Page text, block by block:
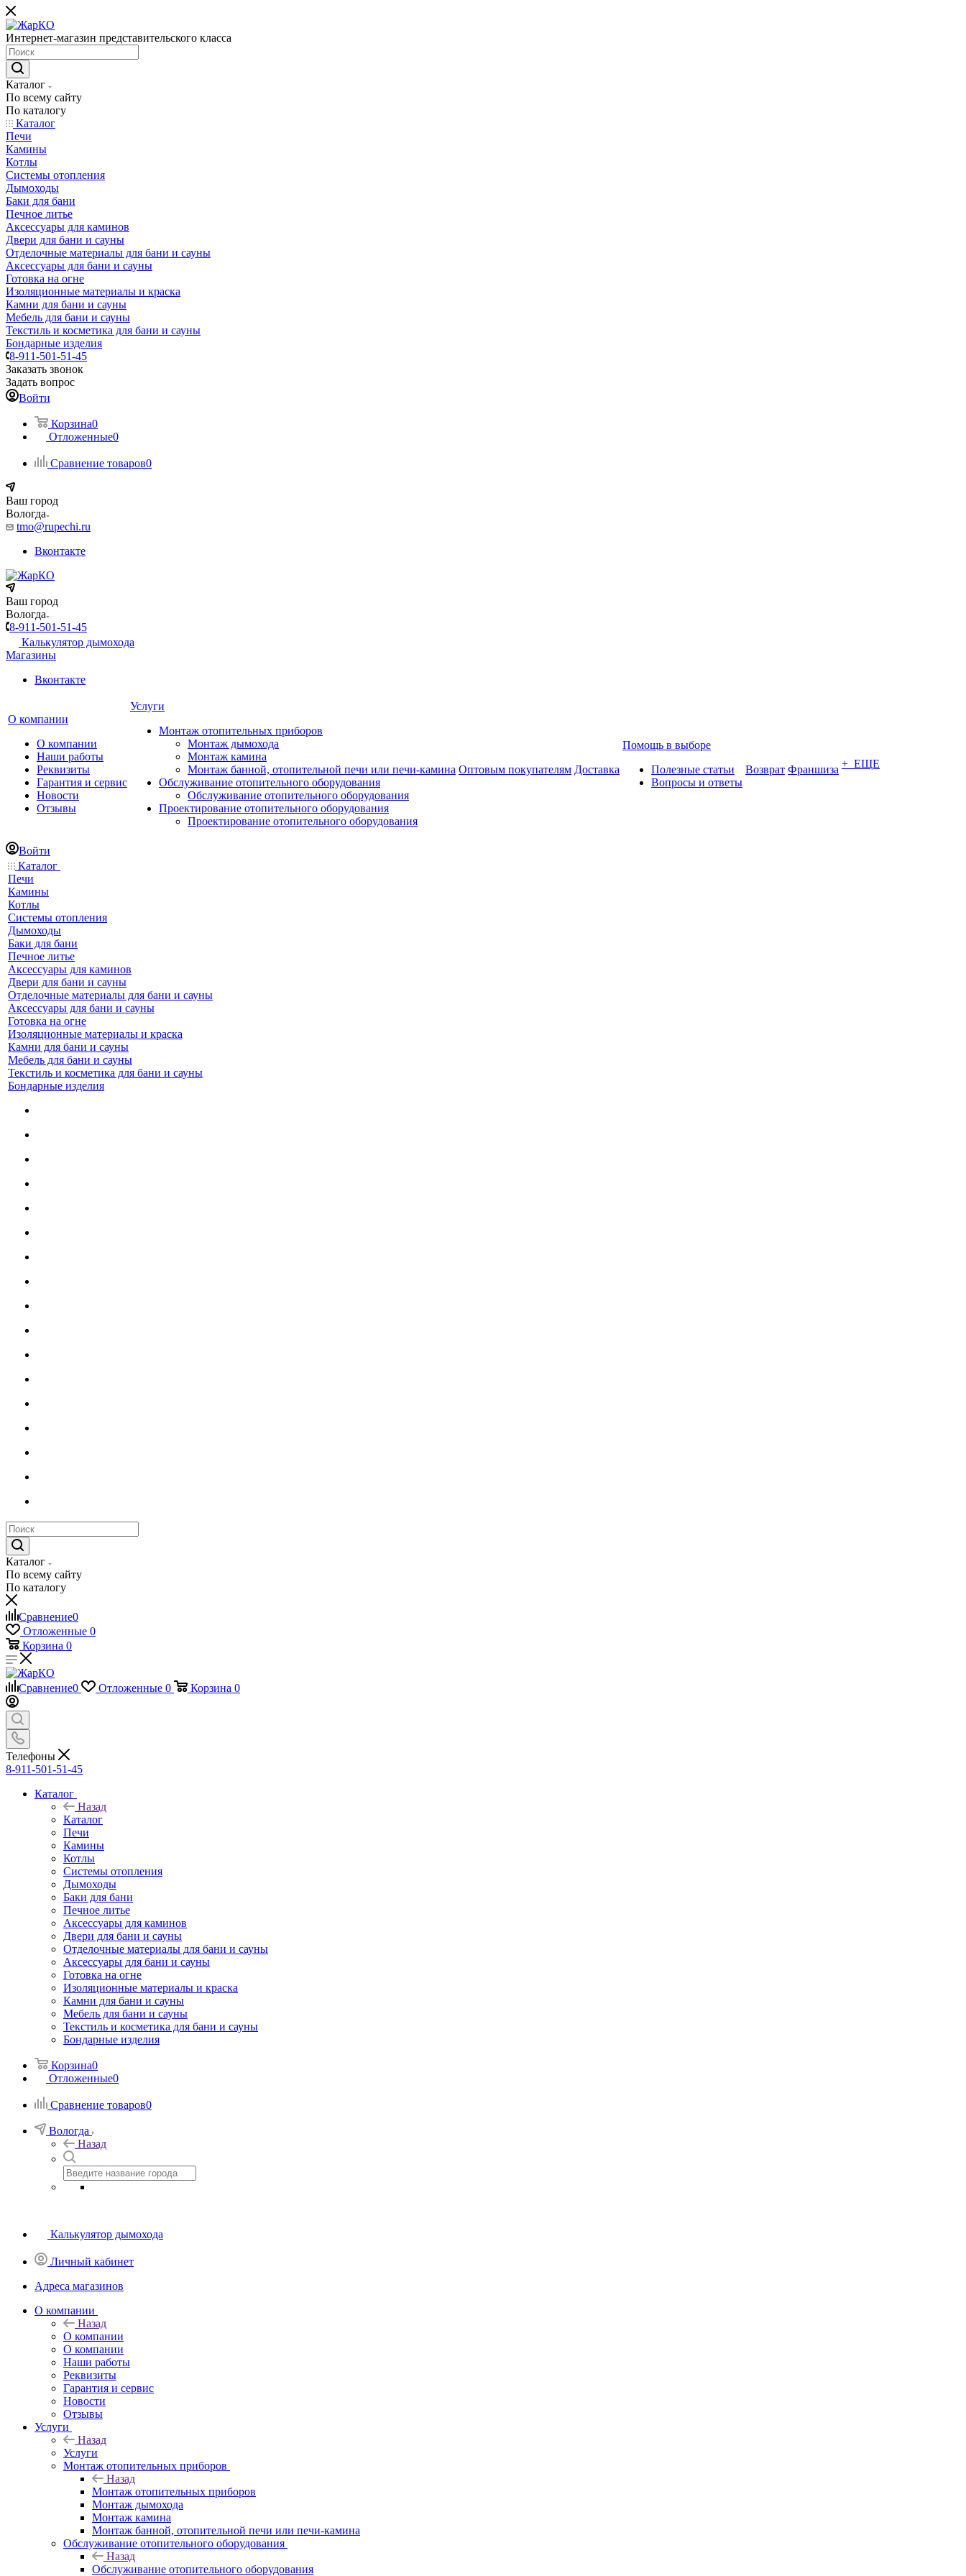
Интернет-магазин представительского класса
Каталог
По всему сайту
По каталогу
Каталог
Печи
Камины
Котлы
Системы отопления
Дымоходы
Баки для бани
Печное литье
Аксессуары для каминов
Двери для бани и сауны
Отделочные материалы для бани и сауны
Аксессуары для бани и сауны
Готовка на огне
Изоляционные материалы и краска
Камни для бани и сауны
Мебель для бани и сауны
Текстиль и косметика для бани и сауны
Бондарные изделия
8-911-501-51-45
Заказать звонок
Задать вопрос
Войти
Корзина0
Отложенные0
Сравнение товаров0
Ваш город
Вологда
tmo@rupechi.ru
Вконтакте
Ваш город
Вологда
8-911-501-51-45
Калькулятор дымохода
Магазины
Вконтакте
О компании
О компании
Наши работы
Реквизиты
Гарантия и сервис
Новости
Отзывы
Услуги
Монтаж отопительных приборов
Монтаж дымохода
Монтаж камина
Монтаж банной, отопительной печи или печи-камина
Обслуживание отопительного оборудования
Обслуживание отопительного оборудования
Проектирование отопительного оборудования
Проектирование отопительного оборудования
Оптовым покупателям Доставка
Помощь в выборе
Полезные статьи
Вопросы и ответы
Возврат Франшиза + ЕЩЕ
Войти
Каталог
Печи
Камины
Котлы
Системы отопления
Дымоходы
Баки для бани
Печное литье
Аксессуары для каминов
Двери для бани и сауны
Отделочные материалы для бани и сауны
Аксессуары для бани и сауны
Готовка на огне
Изоляционные материалы и краска
Камни для бани и сауны
Мебель для бани и сауны
Текстиль и косметика для бани и сауны
Бондарные изделия
Каталог
По всему сайту
По каталогу
Сравнение0
Отложенные 0
Корзина 0
Сравнение0 Отложенные 0 Корзина 0
Телефоны
8-911-501-51-45
Каталог
Назад
Каталог
Печи
Камины
Котлы
Системы отопления
Дымоходы
Баки для бани
Печное литье
Аксессуары для каминов
Двери для бани и сауны
Отделочные материалы для бани и сауны
Аксессуары для бани и сауны
Готовка на огне
Изоляционные материалы и краска
Камни для бани и сауны
Мебель для бани и сауны
Текстиль и косметика для бани и сауны
Бондарные изделия
Корзина0
Отложенные0
Сравнение товаров0
Вологда
Назад
Калькулятор дымохода
Личный кабинет
Адреса магазинов
O компании
Назад
O компании
О компании
Наши работы
Реквизиты
Гарантия и сервис
Новости
Отзывы
Услуги
Назад
Услуги
Монтаж отопительных приборов
Назад
Монтаж отопительных приборов
Монтаж дымохода
Монтаж камина
Монтаж банной, отопительной печи или печи-камина
Обслуживание отопительного оборудования
Назад
Обслуживание отопительного оборудования